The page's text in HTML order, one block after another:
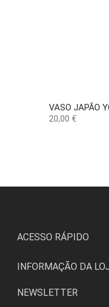
VASO JAPÃO
Preço
20,00 €
ACESSO RÁPIDO
INFORMAÇÃO DA
NEWSLETTER